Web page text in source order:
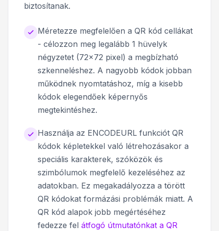
biztosítanak.
Méretezze megfelelően a QR kód cellákat
- célozzon meg legalább 1 hüvelyk
négyzetet (72x72 pixel) a megbízható
szkenneléshez. A nagyobb kódok jobban
működnek nyomtatáshoz, míg a kisebb
kódok elegendőek képernyős
megtekintéshez.
Használja az ENCODEURL funkciót QR
kódok képletekkel való létrehozásakor a
speciális karakterek, szóközök és
szimbólumok megfelelő kezeléséhez az
adatokban. Ez megakadályozza a törött
QR kódokat formázási problémák miatt. A
QR kód alapok jobb megértéséhez
fedezze fel átfogó útmutatónkat a QR